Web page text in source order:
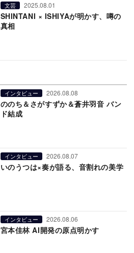
文芸 2025.08.01
SHINTANI × ISHIYAが明かす、噂の
真相
インタビュー 2026.08.08
ののち＆さがすずか＆蒼井羽音 バン
ド結成
インタビュー 2026.08.07
いのうつは×奏が語る、音割れの美学
インタビュー 2026.08.06
宮本佳林 AI開発の原点明かす